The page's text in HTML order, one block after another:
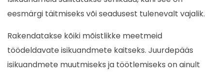
eesmärgi täitmiseks või seadusest tulenevalt vajalik.
Rakendatakse kõiki mõistlikke meetmeid
töödeldavate isikuandmete kaitseks. Juurdepääs
isikuandmete muutmiseks ja töötlemiseks on ainult